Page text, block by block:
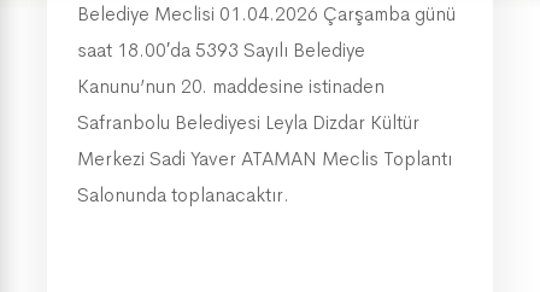
Belediye Meclisi 01.04.2026 Çarşamba günü
saat 18.00′da 5393 Sayılı Belediye
Kanunu’nun 20. mad­de­sine istinaden
Safranbolu Belediyesi Leyla Dizdar Kültür
Merkezi Sadi Yaver ATAMAN Meclis Toplantı
Salonunda toplanacaktır.